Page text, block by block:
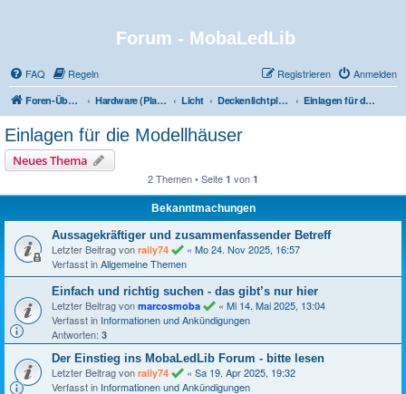
Forum - MobaLedLib
FAQ Regeln Anmelden
Registrieren
Foren-Übersicht Hardware (Platinen) Licht Deckenlichtplatine und dazu passende Einlagen für Modellhäuser Einlagen für die Modellhäuser
Einlagen für die Modellhäuser
Neues Thema
2 Themen • Seite 1 von 1
Bekanntmachungen
Aussagekräftiger und zusammenfassender Betreff
Letzter Beitrag von raily74 « Mo 24. Nov 2025, 16:57
Verfasst inAllgemeine Themen
Einfach und richtig suchen - das gibt’s nur hier
Letzter Beitrag von marcosmoba « Mi 14. Mai 2025, 13:04
Verfasst in Informationen und Ankündigungen
Antworten: 3
Der Einstieg ins MobaLedLib Forum - bitte lesen
Letzter Beitrag von raily74 « Sa 19. Apr 2025, 19:32
Verfasst in Informationen und Ankündigungen